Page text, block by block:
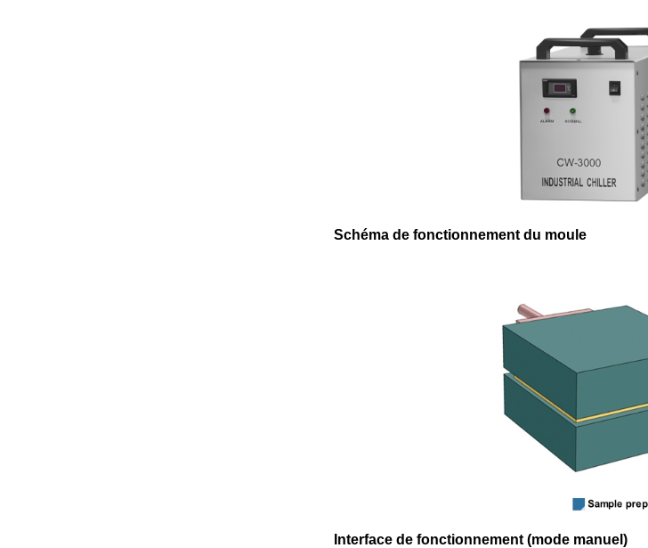
Schéma de fonctionnement du moule
Interface de fonctionnement (mode manuel)